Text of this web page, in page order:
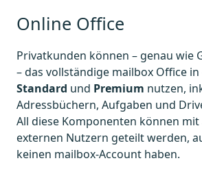
Online Office
Privatkunden können – genau wie
– das vollständige mailbox Office
Standard und Premium nutzen,
Adressbüchern, Aufgaben und
All diese Komponenten können
externen Nutzern geteilt werden,
keinen mailbox-Account haben.